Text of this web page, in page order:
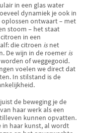
in een glas water
dynamiek je ook in
ontwaart – met
stoom – het staat
in een
die citroen is net
De wijn in de roemer is
of weggegooid.
voelen we direct dat
In stilstand is de
de beweging je de
haar werk als een
kunnen opvatten.
in haar kunst, al wordt